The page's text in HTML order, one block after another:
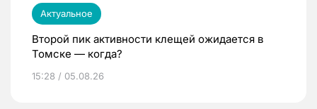
Актуальное
Второй пик активности клещей ожидается в
Томске — когда?
15:28 / 05.08.26